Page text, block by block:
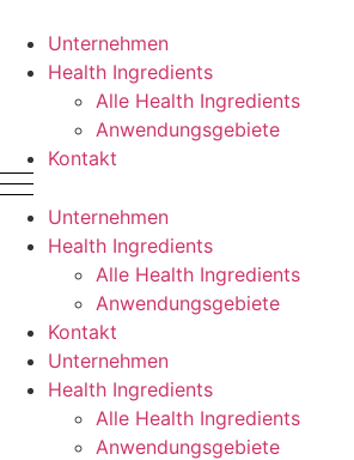
Inhalt
springen
Unternehmen
Health Ingredients
Alle Health Ingredients
Anwendungsgebiete
Kontakt
Unternehmen
Health Ingredients
Alle Health Ingredients
Anwendungsgebiete
Kontakt
Unternehmen
Health Ingredients
Alle Health Ingredients
Anwendungsgebiete